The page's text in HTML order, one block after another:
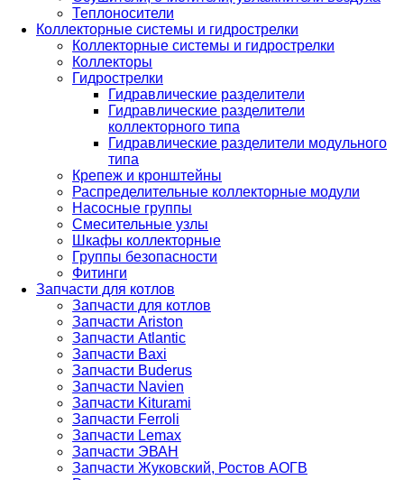
Теплоносители
Коллекторные системы и гидрострелки
Коллекторные системы и гидрострелки
Коллекторы
Гидрострелки
Гидравлические разделители
Гидравлические разделители
коллекторного типа
Гидравлические разделители модульного
типа
Крепеж и кронштейны
Распределительные коллекторные модули
Насосные группы
Смесительные узлы
Шкафы коллекторные
Группы безопасности
Фитинги
Запчасти для котлов
Запчасти для котлов
Запчасти Ariston
Запчасти Atlantic
Запчасти Baxi
Запчасти Buderus
Запчасти Navien
Запчасти Kiturami
Запчасти Ferroli
Запчасти Lemax
Запчасти ЭВАН
Запчасти Жуковский, Ростов АОГВ